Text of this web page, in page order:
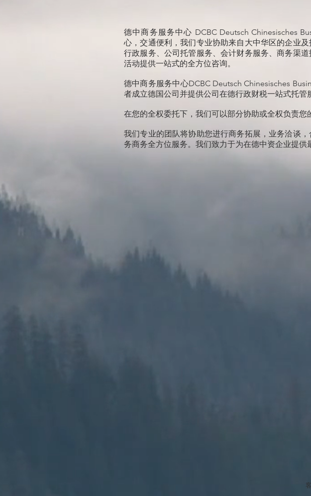
德中商务服务中心 DCBC Deutsch Chinesisches
心，交通便利，我们专业协助来自大中华区的企业
行政服务、公司托管服务、会计财务服务、商务渠
活动提供一站式的全方位咨询。
德中商务服务中心DCBC Deutsch Chinesisches
者成立德国公司并提供公司在德行政财税一站式托管
在您的全权委托下，我们可以部分协助或全权负责您
我们专业的团队将协助您进行商务拓展，业务洽谈
务商务全方位服务。我们致力于为在德中资企业提供